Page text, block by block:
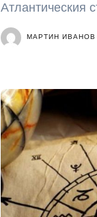
Атлантическия
МАРТИН ИВАНОВ